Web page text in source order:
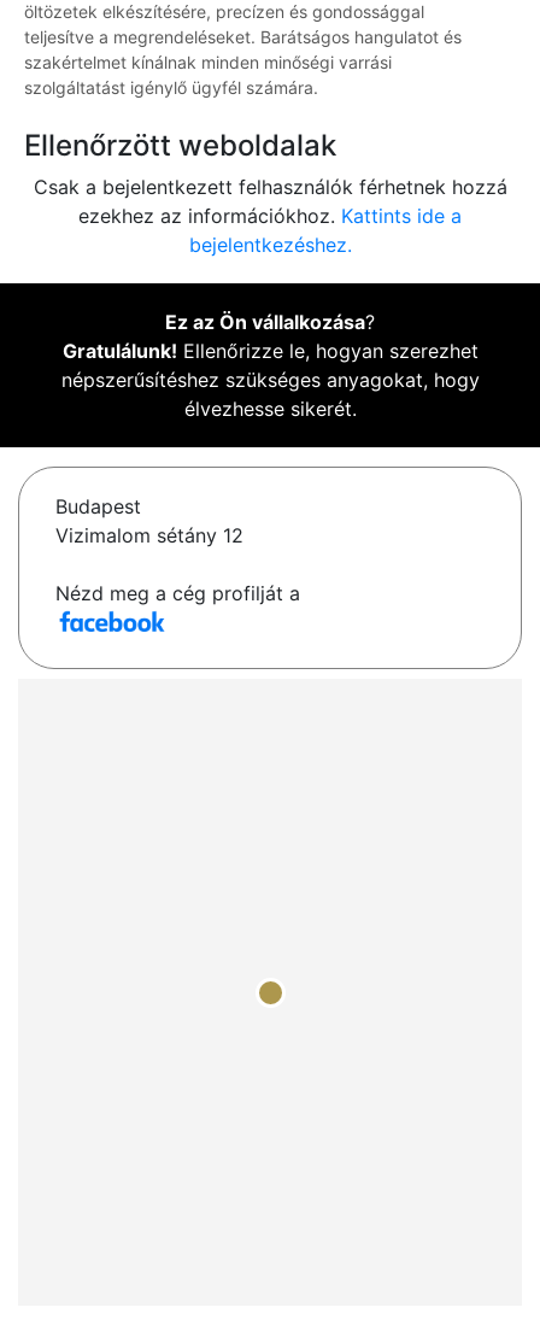
öltözetek elkészítésére, precízen és gondossággal
teljesítve a megrendeléseket. Barátságos hangulatot és
szakértelmet kínálnak minden minőségi varrási
szolgáltatást igénylő ügyfél számára.
Ellenőrzött weboldalak
Csak a bejelentkezett felhasználók férhetnek hozzá
ezekhez az információkhoz. Kattints ide a
bejelentkezéshez.
Ez az Ön vállalkozása?
Gratulálunk! Ellenőrizze le, hogyan szerezhet
népszerűsítéshez szükséges anyagokat, hogy
élvezhesse sikerét.
Budapest
Vizimalom sétány 12
Nézd meg a cég profilját a